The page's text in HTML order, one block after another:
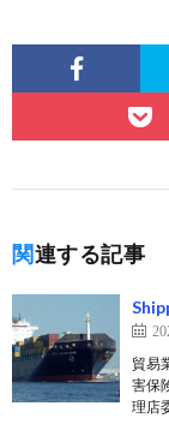
関連する記事
貿易
害保
理店